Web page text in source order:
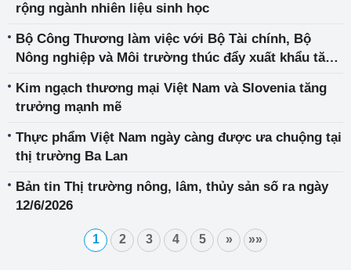
rộng ngành nhiên liệu sinh học
Bộ Công Thương làm việc với Bộ Tài chính, Bộ
Nông nghiệp và Môi trường thúc đẩy xuất khẩu tăng
Kim ngạch thương mại Việt Nam và Slovenia tăng
trưởng mạnh mẽ
Thực phẩm Việt Nam ngày càng được ưa chuộng tại
thị trường Ba Lan
Bản tin Thị trường nông, lâm, thủy sản số ra ngày
12/6/2026
1 2 3 4 5 » »»